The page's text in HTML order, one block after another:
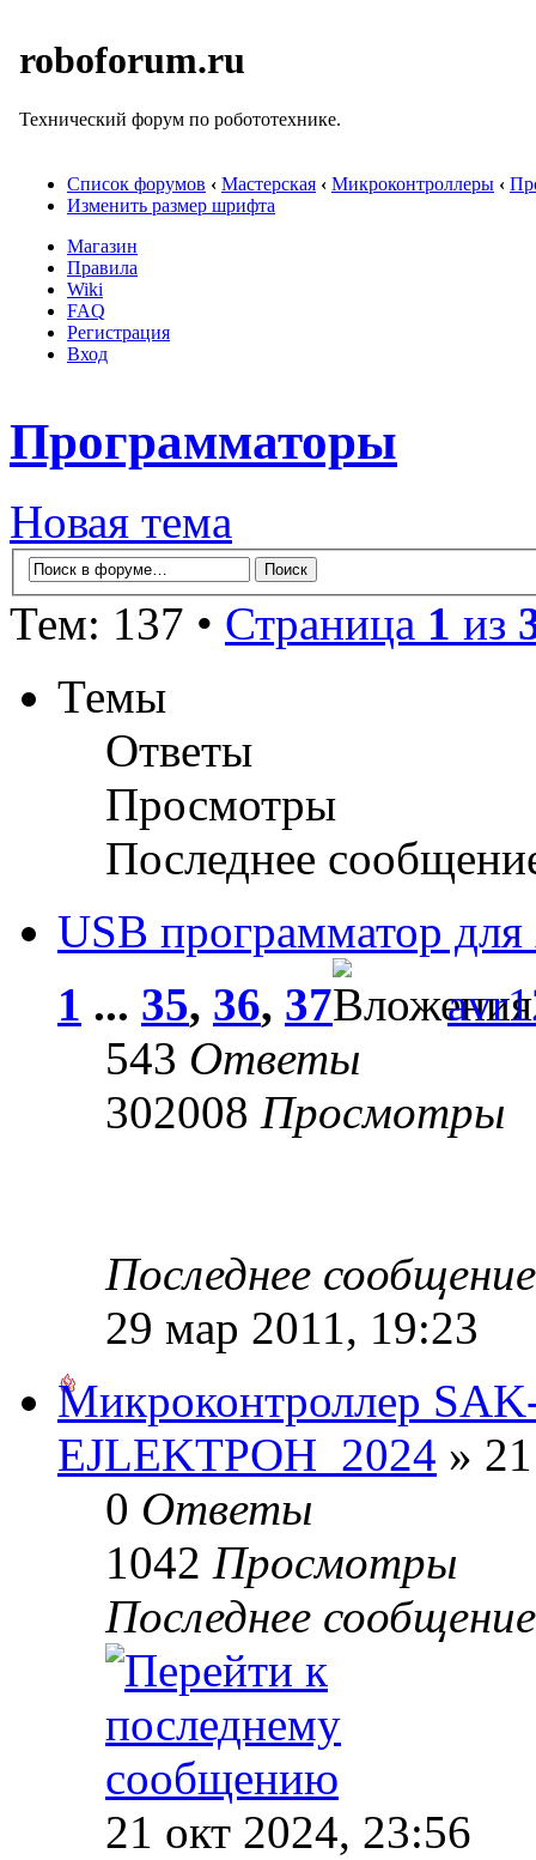
roboforum.ru
Технический форум по робототехнике.
Список форумов ‹ Мастерская ‹ Микроконтроллеры ‹
Изменить размер шрифта
Магазин
Правила
Wiki
FAQ
Регистрация
Вход
Программаторы
Новая тема
Тем: 137 • Страница 1 из
Темы
Ответы
Просмотры
Последнее
USB программатор
1 ... 35, 36, 37
543 Ответы
302008 Просмотры
Последнее
29 мар 2011, 19:23
Микроконтроллер
EJLEKTPOH_2024 »
0 Ответы
1042 Просмотры
Последнее
21 окт 2024, 23:56